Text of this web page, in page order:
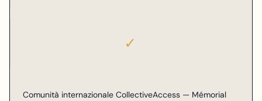
✓
Comunità internazionale CollectiveAccess — Mémorial